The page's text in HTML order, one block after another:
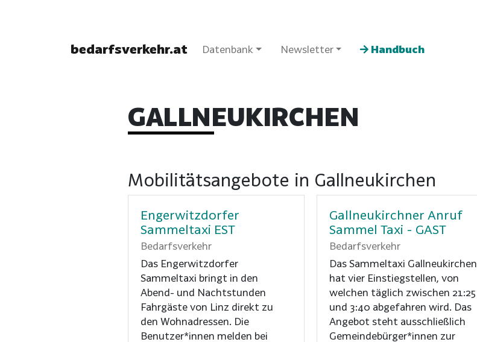
bedarfsverkehr.at Datenbank Newsletter Handbuch
GALLNEUKIRCHEN
Mobilitätsangebote in Gallneukirchen
Engerwitzdorfer
Sammeltaxi EST
Bedarfsverkehr
Das Engerwitzdorfer
Sammeltaxi bringt in den
Abend- und Nachtstunden
Fahrgäste von Linz direkt zu
den Wohnadressen. Die
Benutzer*innen melden bei
Gallneukirchner Anruf
Sammel Taxi - GAST
Bedarfsverkehr
Das Sammeltaxi Gallneukirchen
hat vier Einstiegstellen, von
welchen täglich zwischen 21:25
und 3:40 abgefahren wird. Das
Angebot steht ausschließlich
Gemeindebürger*innen zur